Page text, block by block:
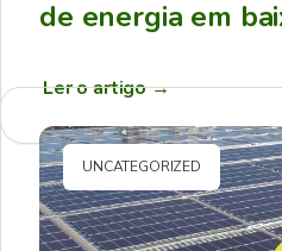
de energia em
Ler o artigo→
UNCATEGORIZED